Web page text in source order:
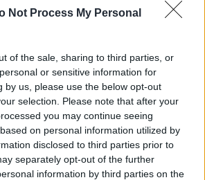
Not Process My Personal
of the sale, sharing to third parties, or
or sensitive information for
by us, please use the below opt-out
selection. Please note that after your
you may continue seeing
on personal information utilized by
disclosed to third parties prior to
separately opt-out of the further
information by third parties on the